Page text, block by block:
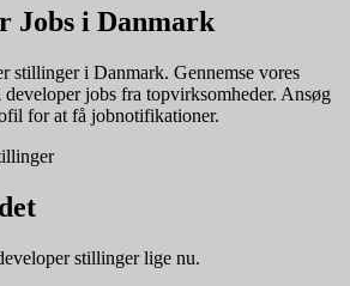
Jobs i Danmark
stillinger i Danmark. Gennemse vores
developer jobs fra topvirksomheder. Ansøg
for at få jobnotifikationer.
stillinger lige nu.